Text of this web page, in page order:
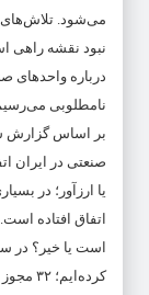
می‌شود. تلاش‌های
نبود نقشه راهی
درباره واحدهای
نامطلوبی
بر اساس گزارش
صنعتی در ایران
یا ارزآور؛ در
اتفاق افتاده